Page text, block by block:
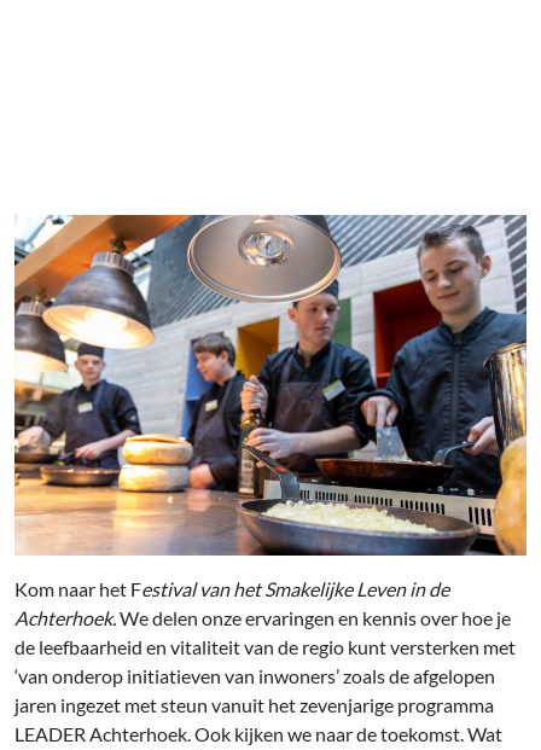
Kom naar het Festival van het Smakelijke Leven in de
Achterhoek.We delen onze ervaringen en kennis over hoe je
de leefbaarheid en vitaliteit van de regio kunt versterken met
‘van onderop initiatieven van inwoners’ zoals de afgelopen
jaren ingezet met steun vanuit het zevenjarige programma
LEADER Achterhoek. Ook kijken we naar de toekomst. Wat